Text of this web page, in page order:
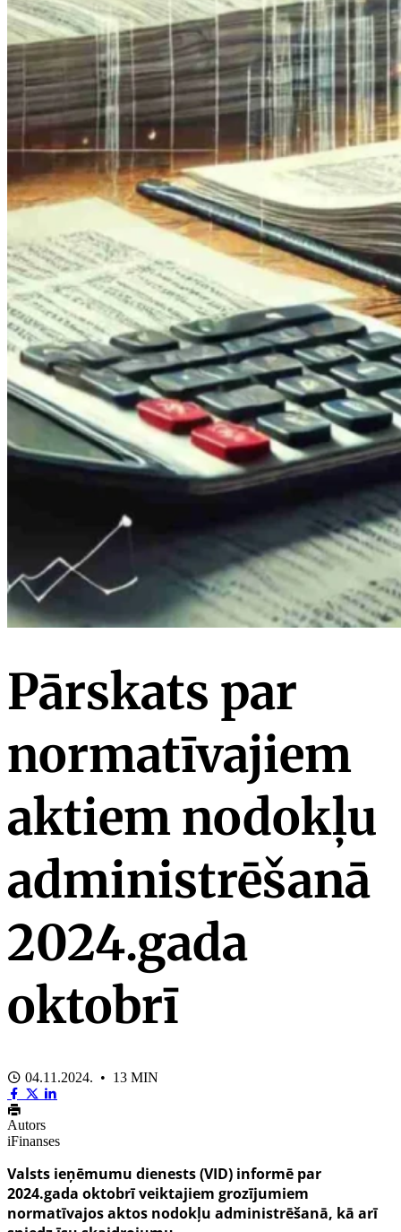
Pārskats par
normatīvajiem
aktiem nodokļu
administrēšanā
2024.gada
oktobrī
04.11.2024. • 13 MIN
Autors
iFinanses
Valsts ieņēmumu dienests (VID) informē par
2024.gada oktobrī veiktajiem grozījumiem
normatīvajos aktos nodokļu administrēšanā, kā arī